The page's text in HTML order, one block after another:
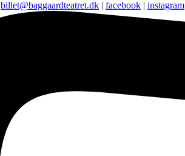
billet@baggaardteatret.dk | facebook | instagram